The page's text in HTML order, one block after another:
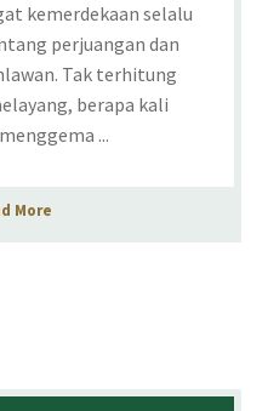
kemerdekaan selalu
perjuangan dan
Tak terhitung
berapa kali
...
More